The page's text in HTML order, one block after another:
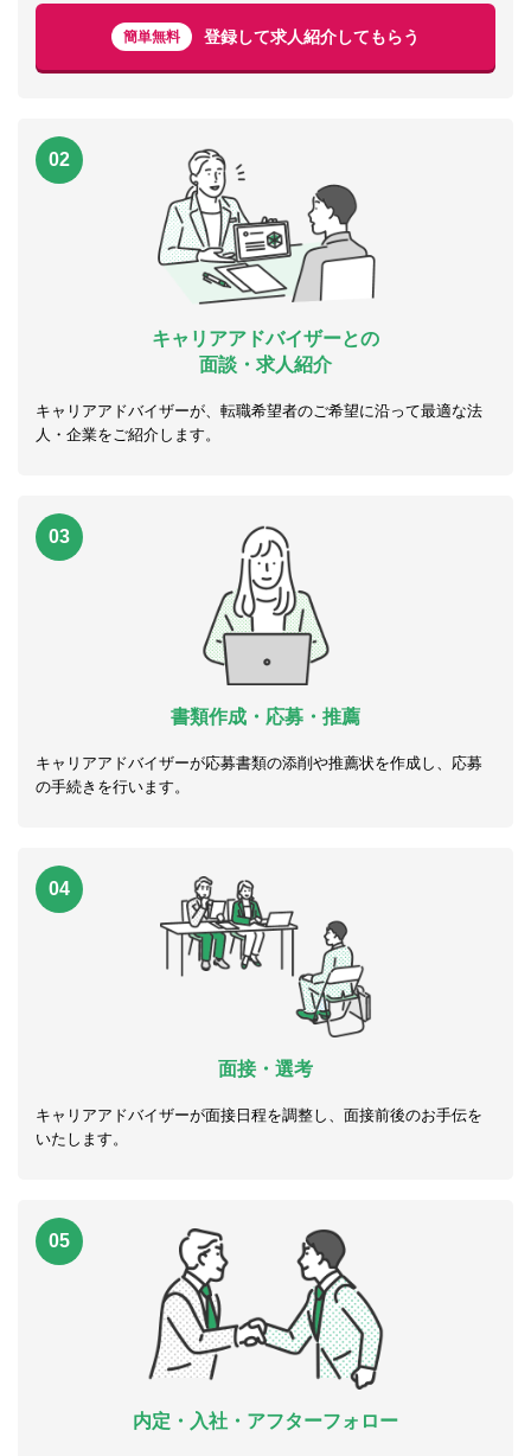
簡単無料 登録して求人紹介してもらう
02
キャリアアドバイザーとの
面談・求人紹介
キャリアアドバイザーが、転職希望者のご希望に沿って最適な法
人・企業をご紹介します。
03
書類作成・応募・推薦
キャリアアドバイザーが応募書類の添削や推薦状を作成し、応募
の手続きを行います。
04
面接・選考
キャリアアドバイザーが面接日程を調整し、面接前後のお手伝を
いたします。
05
内定・入社・アフターフォロー